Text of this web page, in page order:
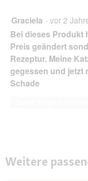
Graciela · vor 2
Bei dieses Produkt
Preis geändert
Rezeptur. Meine
gegessen und jetzt
Schade
Weitere